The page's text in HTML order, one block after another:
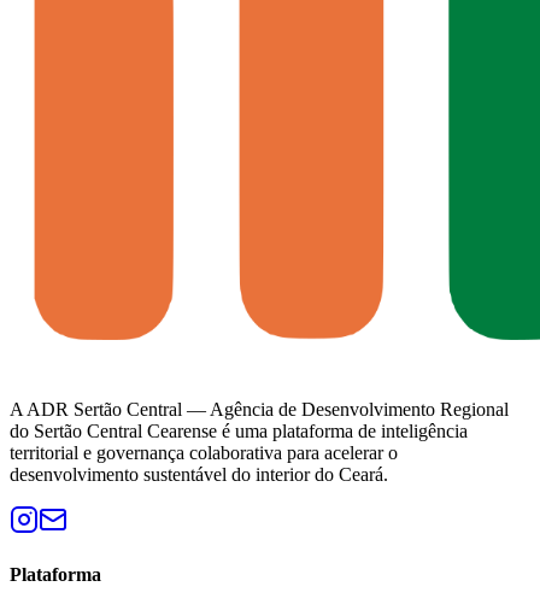
A ADR Sertão Central — Agência de Desenvolvimento Regional
do Sertão Central Cearense é uma plataforma de inteligência
territorial e governança colaborativa para acelerar o
desenvolvimento sustentável do interior do Ceará.
Plataforma